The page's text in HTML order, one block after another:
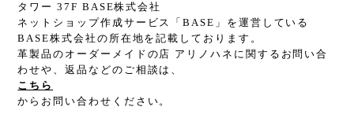
タワー 37F BASE株式会社
ネットショップ作成サービス「BASE」を運営している
BASE株式会社の所在地を記載しております。
革製品のオーダーメイドの店 アリノハネに関するお問い合
わせや、返品などのご相談は、
こちら
からお問い合わせください。